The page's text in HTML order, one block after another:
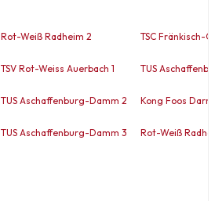
Rot-Weiß Radheim 2 TSC Fränkisch-
TSV Rot-Weiss Auerbach 1 TUS
TUS Aschaffenburg-Damm 2 Kong Foos
TUS Aschaffenburg-Damm 3 Rot-Weiß